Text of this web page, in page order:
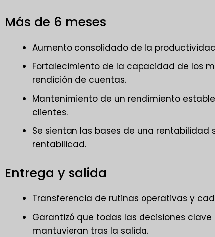
Más de 6 meses
Aumento consolidado de la
Fortalecimiento de la capacidad de los
rendición de cuentas.
Mantenimiento de un rendimiento
clientes.
Se sientan las bases de una
rentabilidad.
Entrega y salida
Transferencia de rutinas operativas y
Garantizó que todas las decisiones
mantuvieran tras la salida.